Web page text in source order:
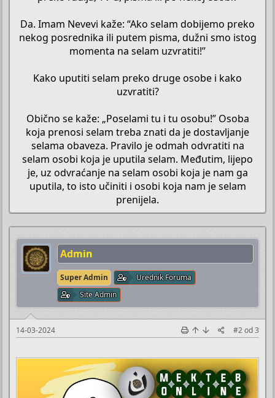
Da. Imam Nevevi kaže: “Ako selam dobijemo preko
nekog posrednika ili putem pisma, dužni smo istog
momenta na selam uzvratiti!”
Kako uputiti selam preko druge osobe i kako
uzvratiti?
Obično se kaže: „Poselami tu i tu osobu!” Osoba
koja prenosi selam treba znati da je dostavljanje
selama obaveza. Pravilo je odmah odvratiti na
selam osobi koja je uputila selam. Međutim, lijepo
je, uz odvraćanje na selam osobi koja je nam ga
uputila, to isto učiniti i osobi koja nam je selam
prenijela.​
Admin
Super Admin
Urednik Foruma
Site Admin
14-03-2024 #2od3